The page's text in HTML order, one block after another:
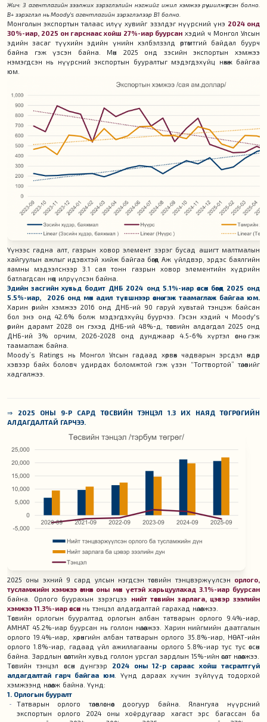
Жич: 3 агентлагийн зээлжих зэрэглэлийн нэгжийг ижил хэмжээ рүү шилжүүлсэн болно.
B+ зэрэглэл нь Moody’s агентлагийн зэрэглэлээр B1 болно.
Монголын экспортын талаас илүү хувийг эзэлдэг нүүрсний үнэ 2024 онд
30%-иар, 2025 он гарснаас хойш 27%-иар буурсан хэдий ч Монгол Улсын
эдийн засаг түүхийн эдийн үнийн хэлбэлзэлд өртөмтгий байдал буурч
байна гэж үзсэн байна. Мөн 2025 онд зэсийн экспортын хэмжээ
нэмэгдсэн нь нүүрсний экспортын бууралтыг мэдэгдэхүйц нөхөж байгаа
юм.
Үүнээс гадна алт, газрын ховор элемент зэрэг бусад ашигт малтмалын
хайгуулын ажлыг идэвхтэй хийж байгаа бөгөөд Аж үйлдвэр, эрдэс баялгийн
яамны мэдээлснээр 3.1 сая тонн газрын ховор элементийн хүдрийн
батлагдсан нөөц илрүүлсэн байна.
Эдийн засгийн хувьд бодит ДНБ 2024 онд 5.1%-иар өссөн бөгөөд 2025 онд
5.5%-иар, 2026 онд мөн адил түвшнээр өснө гэж таамаглаж байгаа юм.
Харин өрийн хэмжээ 2016 онд ДНБ-ий 90 гаруй хувьтай тэнцэж байсан
бол энэ онд 42.6% болж мэдэгдэхүйц буурчээ. Гэсэн хэдий ч Moody's
өрийн дарамт 2028 он гэхэд ДНБ-ий 48%-д, төсвийн алдагдал 2025 онд
ДНБ-ий 3% орчим, 2026-2028 онд дунджаар 4.5-6% хүртэл өснө гэж
таамаглаж байна.
Moody’s Ratings нь Монгол Улсын гадаад хөрвөх чадварын эрсдэл өндөр
хэвээр байх боловч удирдах боломжтой гэж үзэн “Тогтвортой” төлөвийг
хадгалжээ.
⇒ 2025 ОНЫ 9-Р САРД ТӨСВИЙН ТЭНЦЭЛ 1.3 ИХ НАЯД ТӨГРӨГИЙН
АЛДАГДАЛТАЙ ГАРЧЭЭ.
2025 оны эхний 9 сард улсын нэгдсэн төсвийн тэнцвэржүүлсэн орлого,
тусламжийн хэмжээ өмнөх оны мөн үетэй харьцуулахад 3.1%-иар буурсан
байна. Орлого буурахын зэрэгцээ
нийт төсвийн зарлага, цэвэр зээлийн
хэмжээ 11.3%-иар өссөннь тэнцэл алдагдалтай гарахад нөлөөлжээ.
Төсвийн орлогын бууралтад орлогын албан татварын орлого 9.4%-иар,
АМНАТ 45.2%-иар буурсан нь голлон нөлөөлжээ. Харин нийгмийн даатгалын
орлого 19.4%-иар, хөрөнгийн албан татварын орлого 35.8%-иар, НӨАТ-ийн
орлого 1.8%-иар, гадаад үйл ажиллагааны орлого 5.8%-иар тус тус өссөн
байна. Зардлын өсөлтийн хувьд голлон урсгал зардлын 15%-ийн өсөлт нөлөөлжээ.
Төсвийн тэнцэл өссөн дүнгээр 2024 оны 12-р сараас хойш тасралтгүй
алдагдалтай гарч байгаа юм. Үүнд дараах хүчин зүйлүүд тодорхой
хэмжээнд нөлөөлж байна. Үүнд:
1. Орлогын бууралт
Татварын орлого төлөвлөснөөс доогуур байна. Ялангуяа нүүрсний
экспортын орлого 2024 оны хоёрдугаар хагаст эрс багассан ба